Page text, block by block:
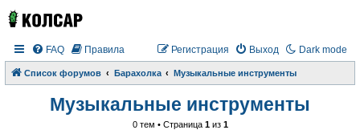
Dark mode
FAQ Правила Выход
Регистрация
Список форумов Барахолка Музыкальные инструменты
Музыкальные инструменты
0 тем • Страница 1из 1